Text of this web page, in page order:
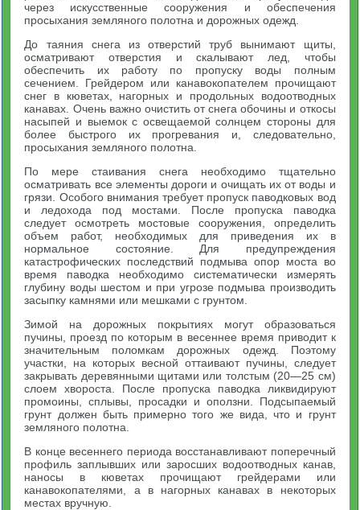
через искусственные сооружения и обеспечения
просыхания земляного полотна и дорожных одежд.
До таяния снега из отверстий труб вынимают щиты,
осматривают отверстия и скалывают лед, чтобы
обеспечить их работу по пропуску воды полным
сечением. Грейдером или канавокопателем прочищают
снег в кюветах, нагорных и продольных водоотводных
канавах. Очень важно очистить от снега обочины и откосы
насыпей и выемок с освещаемой солнцем стороны для
более быстрого их прогревания и, следовательно,
просыхания земляного полотна.
По мере стаивания снега необходимо тщательно
осматривать все элементы дороги и очищать их от воды и
грязи. Особого внимания требует пропуск паводковых вод
и ледохода под мостами. После пропуска паводка
следует осмотреть мостовые сооружения, определить
объем работ, необходимых для приведения их в
нормальное состояние. Для предупреждения
катастрофических последствий подмыва опор моста во
время паводка необходимо систематически измерять
глубину воды шестом и при угрозе подмыва производить
засыпку камнями или мешками с грунтом.
Зимой на дорожных покрытиях могут образоваться
пучины, проезд по которым в весеннее время приводит к
значительным поломкам дорожных одежд. Поэтому
участки, на которых весной оттаивают пучины, следует
закрывать деревянными щитами или толстым (20—25 см)
слоем хвороста. После пропуска паводка ликвидируют
промоины, сплывы, просадки и оползни. Подсыпаемый
грунт должен быть примерно того же вида, что и грунт
земляного полотна.
В конце весеннего периода восстанавливают поперечный
профиль заплывших или заросших водоотводных канав,
наносы в кюветах прочищают грейдерами или
канавокопателями, а в нагорных канавах в некоторых
местах вручную.